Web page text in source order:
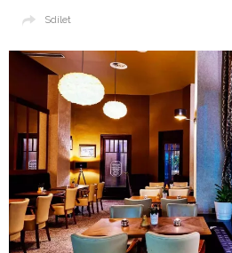
Sdílet